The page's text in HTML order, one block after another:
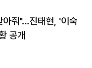
아줘"…진태현, '이숙
공개